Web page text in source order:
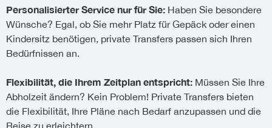
Personalisierter Service nur für Sie: Haben Sie besondere
Wünsche? Egal, ob Sie mehr Platz für Gepäck oder einen
Kindersitz benötigen, private Transfers passen sich Ihren
Bedürfnissen an.
Flexibilität, die Ihrem Zeitplan entspricht: Müssen Sie Ihre
Abholzeit ändern? Kein Problem! Private Transfers bieten
die Flexibilität, Ihre Pläne nach Bedarf anzupassen und die
Reise zu erleichtern.